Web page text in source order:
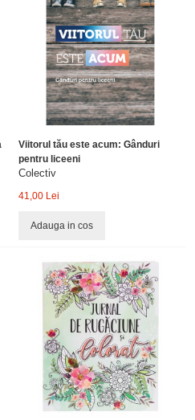
Viitorul tău este acum: Gânduri
pentru liceeni
Colectiv
41,00 Lei
Adauga in cos